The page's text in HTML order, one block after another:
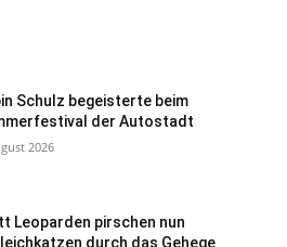
Schulz begeisterte beim
der Autostadt
2026
Leoparden pirschen nun
durch das Gehege